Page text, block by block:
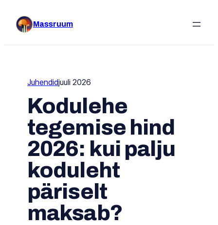
sisu
juurde
Massruum
Juhendidjuuli 2026
Kodulehe
tegemise hind
2026: kui palju
koduleht
päriselt
maksab?